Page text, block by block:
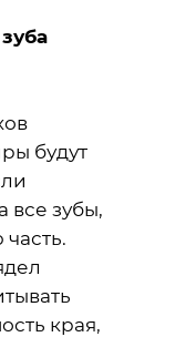
будут
все зубы,
края,